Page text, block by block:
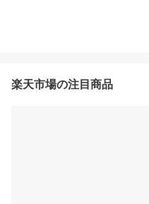
楽天市場の注目商品